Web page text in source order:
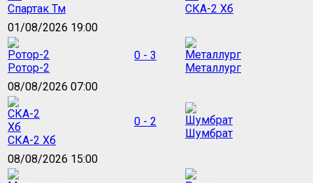
Спартак Тм
СКА-2 Хб
01/08/2026 19:00
Ротор-2
0 - 3
Металлург
08/08/2026 07:00
СКА-2 Хб
0 - 2
Шумбрат
08/08/2026 15:00